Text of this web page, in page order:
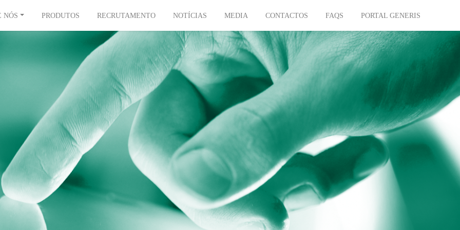
NÓS PRODUTOS RECRUTAMENTO NOTÍCIAS MEDIA CONTACTOS FAQS PORTAL GENERIS